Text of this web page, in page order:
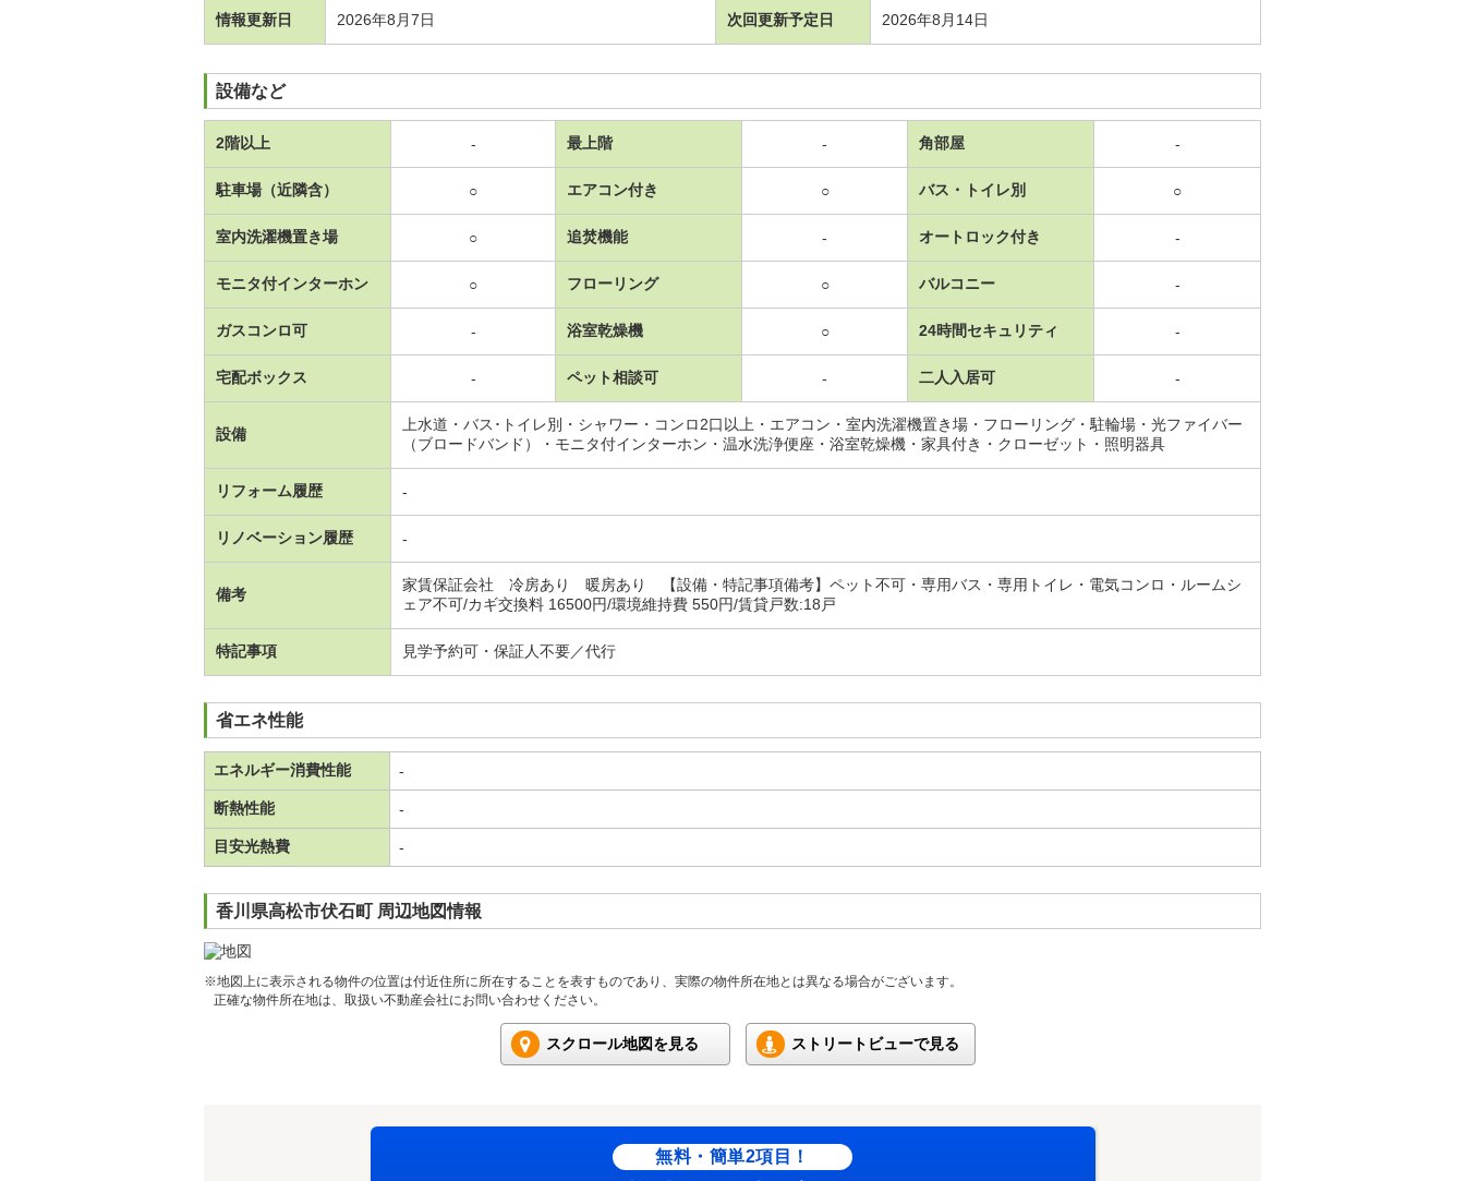
情報更新日 2026年8月7日 次回更新予定日 2026年8月14日
設備など
2階以上 - 最上階 - 角部屋 -
駐車場（近隣含） ○ エアコン付き ○ バス・トイレ別 ○
室内洗濯機置き場 ○ 追焚機能 - オートロック付き -
モニタ付インターホン ○ フローリング ○ バルコニー -
ガスコンロ可 - 浴室乾燥機 ○ 24時間セキュリティ -
宅配ボックス - ペット相談可 - 二人入居可 -
設備
上水道・バス･トイレ別・シャワー・コンロ2口以上・エアコン・室内洗濯機置き場・フローリング・駐輪場・光ファイバー
（ブロードバンド）・モニタ付インターホン・温水洗浄便座・浴室乾燥機・家具付き・クローゼット・照明器具
リフォーム履歴 -
リノベーション履歴 -
備考
家賃保証会社 冷房あり 暖房あり 【設備・特記事項備考】ペット不可・専用バス・専用トイレ・電気コンロ・ルームシ
ェア不可/カギ交換料 16500円/環境維持費 550円/賃貸戸数:18戸
特記事項 見学予約可・保証人不要／代行
省エネ性能
エネルギー消費性能 -
断熱性能 -
目安光熱費 -
香川県高松市伏石町 周辺地図情報
※地図上に表示される物件の位置は付近住所に所在することを表すものであり、実際の物件所在地とは異なる場合がございます。
正確な物件所在地は、取扱い不動産会社にお問い合わせください。
スクロール地図を見る ストリートビューで見る
無料・簡単2項目！